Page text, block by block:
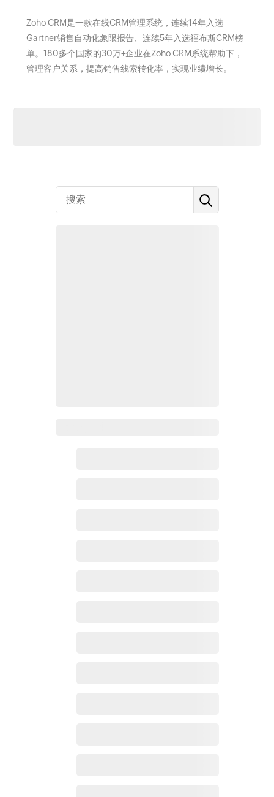
Zoho CRM是一款在线CRM管理系统，连续14年入选
Gartner销售自动化象限报告、连续5年入选福布斯CRM榜
单。180多个国家的30万+企业在Zoho CRM系统帮助下，
管理客户关系，提高销售线索转化率，实现业绩增长。